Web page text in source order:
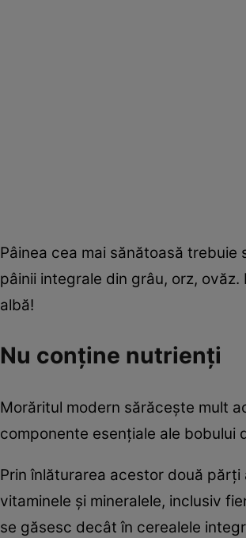
Pâinea cea mai sănătoasă
pâinii integrale din grâu, orz,
albă!
Nu conţine nutrienţi
Morăritul modern sărăceşte mult
componente esenţiale ale bobului
Prin înlăturarea acestor două
vitaminele şi mineralele, inclusiv
se găsesc decât în cerealele